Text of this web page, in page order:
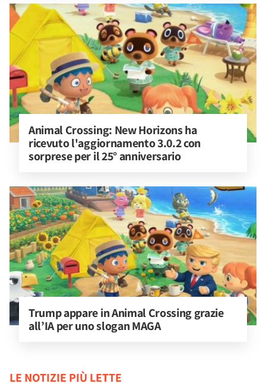
Animal Crossing: New Horizons ha
ricevuto l'aggiornamento 3.0.2 con
sorprese per il 25° anniversario
Trump appare in Animal Crossing grazie
all’IA per uno slogan MAGA
LE NOTIZIE PIÙ LETTE